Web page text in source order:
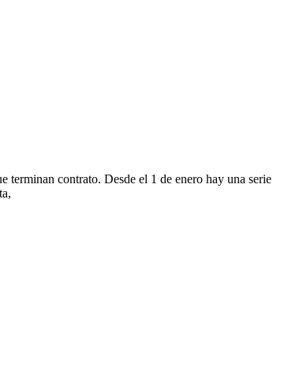
terminan contrato. Desde el 1 de enero hay una serie